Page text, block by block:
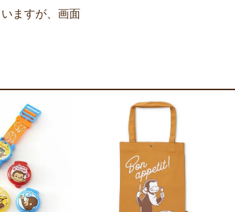
ますが、画面